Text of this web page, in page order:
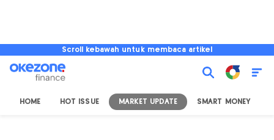
Scroll kebawah untuk membaca artikel
HOME HOT ISSUE MARKET UPDATE SMART MONEY